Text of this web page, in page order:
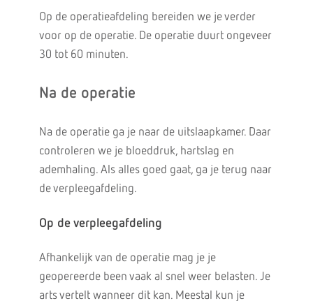
Op de operatieafdeling bereiden we je verder
voor op de operatie. De operatie duurt ongeveer
30 tot 60 minuten.
Na de operatie
Na de operatie ga je naar de uitslaapkamer. Daar
controleren we je bloeddruk, hartslag en
ademhaling. Als alles goed gaat, ga je terug naar
de verpleegafdeling.
Op de verpleegafdeling
Afhankelijk van de operatie mag je je
geopereerde been vaak al snel weer belasten. Je
arts vertelt wanneer dit kan. Meestal kun je